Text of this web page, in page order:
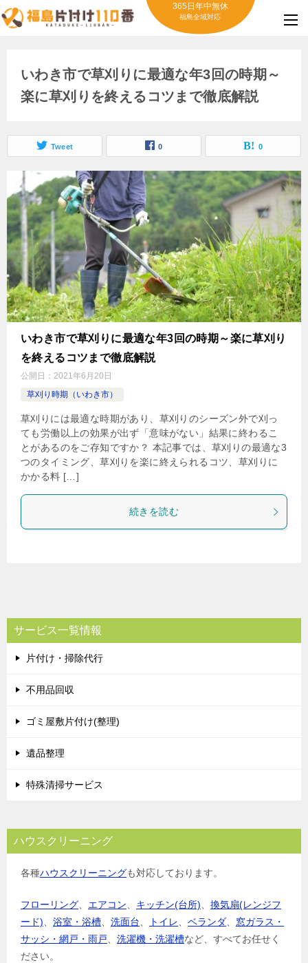
365日年中無休
福島全域対応
いわき市で草刈りに最適な年3回の時期～
楽に草刈りを終えるコツまで徹底解説
Tweet 0 0
いわき市で草刈りに最適な年3回の時期～楽に草刈り
を終えるコツまで徹底解説
公開日： 2021年6月20日
草刈り時期（いわき市）
草刈りには最適な時期があり、草刈りのシーズン外で刈っ
ても労働以上の効果が出ず「意味がない」結果に終わるこ
とがあるのをご存知ですか？ 本記事では、草刈りの最適な3
つのタイミング、草刈りを楽に終えられるコツ、草刈りに
かかる料 […]
続きを読む
サービス一覧情報
片付け・掃除代行
不用品回収
ゴミ屋敷片付け(整理)
遺品整理
特殊清掃サービス
ハウスクリーニング
各種ハウスクリーニングも対応しております。
フローリング エアコン キッチン(台所)
換気扇(レンジフ
ード)
浴室・浴槽 洗面台 トイレ ベランダ
窓ガラス・
サッシ・網戸・雨戸
洗濯機・洗濯槽など、すべてお任せく
ださい。